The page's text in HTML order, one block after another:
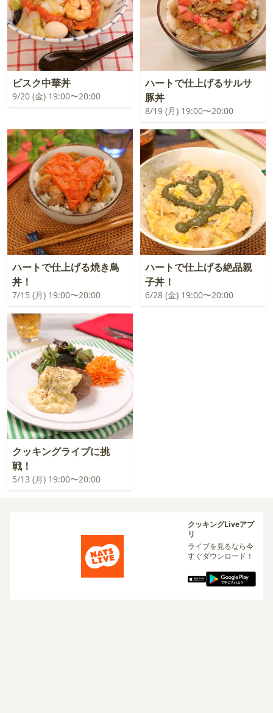
ビスク中華丼
9/20 (金) 19:00〜20:00
ハートで仕上げるサルサ
豚丼
8/19 (月) 19:00〜20:00
ハートで仕上げる焼き鳥
丼！
7/15 (月) 19:00〜20:00
ハートで仕上げる絶品親
子丼！
6/28 (金) 19:00〜20:00
クッキングライブに挑
戦！
5/13 (月) 19:00〜20:00
クッキングLiveアプ
リ
ライブを見るなら今
すぐダウンロード！